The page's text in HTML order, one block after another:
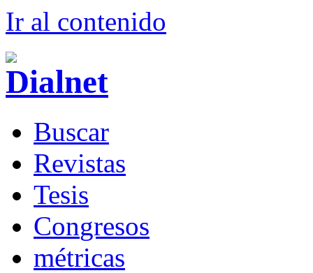
Ir al contenido
Buscar
Revistas
Tesis
Congresos
métricas